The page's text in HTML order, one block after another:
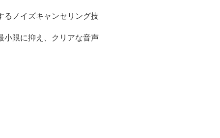
るノイズキャンセリング技
小限に抑え、クリアな音声